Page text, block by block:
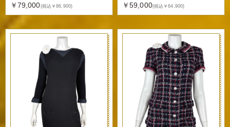
￥79,000(税込￥86,900)
￥59,000(税込￥64,900)